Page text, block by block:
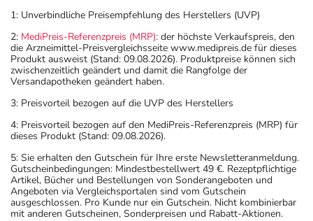
1: Unverbindliche Preisempfehlung des Herstellers (UVP)
2: MediPreis-Referenzpreis (MRP): der höchste Verkaufspreis, den
die Arzneimittel-Preisvergleichsseite www.medipreis.de für dieses
Produkt ausweist (Stand: 09.08.2026). Produktpreise können sich
zwischenzeitlich geändert und damit die Rangfolge der
Versandapotheken geändert haben.
3: Preisvorteil bezogen auf die UVP des Herstellers
4: Preisvorteil bezogen auf den MediPreis-Referenzpreis (MRP) für
dieses Produkt (Stand: 09.08.2026).
5: Sie erhalten den Gutschein für Ihre erste Newsletteranmeldung.
Gutscheinbedingungen: Mindestbestellwert 49 €. Rezeptpflichtige
Artikel, Bücher und Bestellungen von Sonderangeboten und
Angeboten via Vergleichsportalen sind vom Gutschein
ausgeschlossen. Pro Kunde nur ein Gutschein. Nicht kombinierbar
mit anderen Gutscheinen, Sonderpreisen und Rabatt-Aktionen.